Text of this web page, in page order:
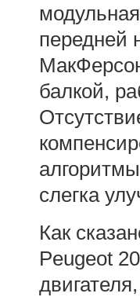
передней
балкой,
слегка
Как
Peugeot